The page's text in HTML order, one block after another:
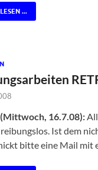
...
16.7.08):
Ist dem
bitte eine Mail mit